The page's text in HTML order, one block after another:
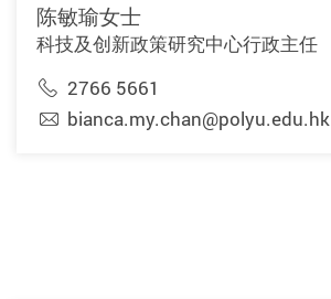
陈敏瑜女士
科技及创新政策研究中心行政主任
2766 5661
bianca.my.chan@polyu.edu.hk